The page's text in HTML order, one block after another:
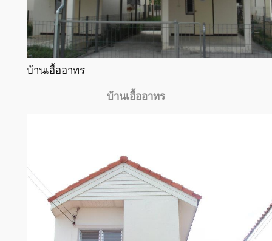
บ้านเอื้ออาทร
บ้านเอื้ออาทร